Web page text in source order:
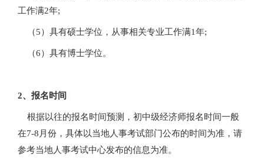
工作满2年;
（5）具有硕士学位，从事相关专业工作满1年;
（6）具有博士学位。
2、报名时间
根据以往的报名时间预测，初中级经济师报名时间一般
在7-8月份，具体以当地人事考试部门公布的时间为准，请
参考当地人事考试中心发布的信息为准。